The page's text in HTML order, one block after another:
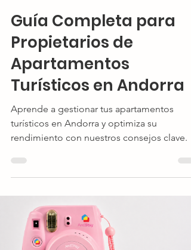
Guía Completa para
Propietarios de
Apartamentos
Turísticos en Andorra
Aprende a gestionar tus apartamentos
turísticos en Andorra y optimiza su
rendimiento con nuestros consejos clave.